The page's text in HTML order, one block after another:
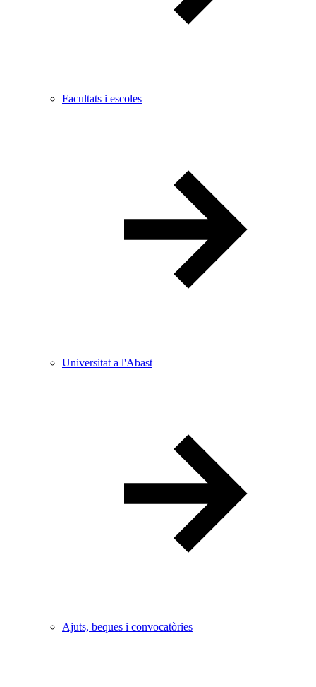
Facultats i escoles
Universitat a l'Abast
Ajuts, beques i convocatòries